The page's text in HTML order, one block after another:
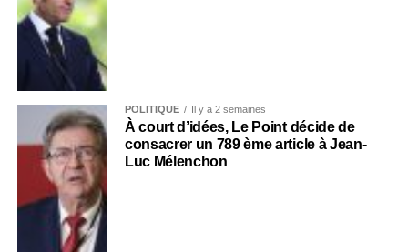
POLITIQUE Il y a 2 semaines
À court d’idées, Le Point décide de
consacrer un 789 ème article à Jean-
Luc Mélenchon